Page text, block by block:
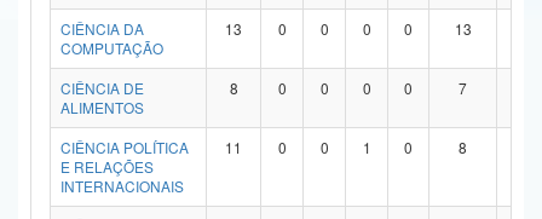
Banco Central do Brasil
CIÊNCIA DA
COMPUTAÇÃO
13 0 0 0 0 13
CIÊNCIA DE
ALIMENTOS
8 0 0 0 0 7
CIÊNCIA POLÍTICA
E RELAÇÕES
INTERNACIONAIS
11 0 0 1 0 8